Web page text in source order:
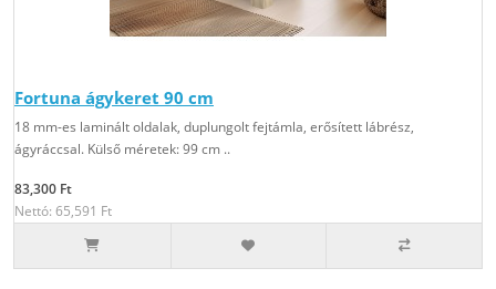
Fortuna ágykeret 90 cm
18 mm-es laminált oldalak, duplungolt fejtámla, erősített lábrész,
ágyráccsal. Külső méretek: 99 cm ..
83,300 Ft
Nettó: 65,591 Ft